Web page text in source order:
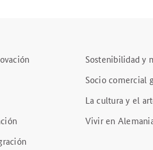
Sostenibilidad y
Socio comercial
La cultura y el
Vivir en